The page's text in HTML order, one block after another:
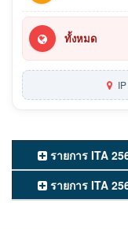
ทั้งหมด
รายการ ITA
รายการ ITA